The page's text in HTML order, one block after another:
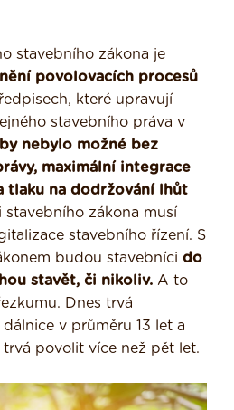
stavebního zákona je
povolovacích procesů
které upravují
stavebního práva v
nebylo možné bez
maximální integrace
tlaku na dodržování lhůt
stavebního zákona musí
stavebního řízení. S
budou stavebníci do
stavět, či nikoliv. A to
Dnes trvá
v průměru 13 let a
povolit více než pět let.